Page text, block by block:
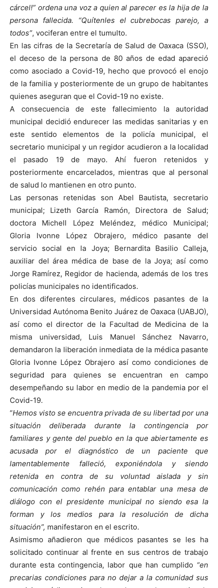
cárcel!” ordena una voz a quien al parecer es la hija de la
persona fallecida. “Quítenles el cubrebocas parejo, a
todos”, vociferan entre el tumulto.
En las cifras de la Secretaría de Salud de Oaxaca (SSO),
el deceso de la persona de 80 años de edad apareció
como asociado a Covid-19, hecho que provocó el enojo
de la familia y posteriormente de un grupo de habitantes
quienes aseguran que el Covid-19 no existe.
A consecuencia de este fallecimiento la autoridad
municipal decidió endurecer las medidas sanitarias y en
este sentido elementos de la policía municipal, el
secretario municipal y un regidor acudieron a la localidad
el pasado 19 de mayo. Ahí fueron retenidos y
posteriormente encarcelados, mientras que al personal
de salud lo mantienen en otro punto.
Las personas retenidas son Abel Bautista, secretario
municipal; Lizeth García Ramón, Directora de Salud;
doctora Michell López Meléndez, médico Municipal;
Gloria Ivonne López Obrajero, médico pasante del
servicio social en la Joya; Bernardita Basilio Calleja,
auxiliar del área médica de base de la Joya; así como
Jorge Ramírez, Regidor de hacienda, además de los tres
policías municipales no identificados.
En dos diferentes circulares, médicos pasantes de la
Universidad Autónoma Benito Juárez de Oaxaca (UABJO),
así como el director de la Facultad de Medicina de la
misma universidad, Luis Manuel Sánchez Navarro,
demandaron la liberación inmediata de la médica pasante
Gloria Ivonne López Obrajero así como condiciones de
seguridad para quienes se encuentran en campo
desempeñando su labor en medio de la pandemia por el
Covid-19.
“Hemos visto se encuentra privada de su libertad por una
situación deliberada durante la contingencia por
familiares y gente del pueblo en la que abiertamente es
acusada por el diagnóstico de un paciente que
lamentablemente falleció, exponiéndola y siendo
retenida en contra de su voluntad aislada y sin
comunicación como rehén para entablar una mesa de
diálogo con el presidente municipal no siendo esa la
forman y los medios para la resolución de dicha
situación”, manifestaron en el escrito.
Asimismo añadieron que médicos pasantes se les ha
solicitado continuar al frente en sus centros de trabajo
durante esta contingencia, labor que han cumplido “en
precarias condiciones para no dejar a la comunidad sus